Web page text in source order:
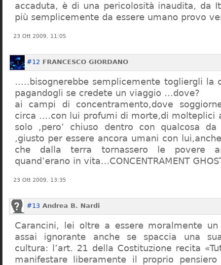
accaduta, è di una pericolosità inaudita, da
più semplicemente da essere umano provo
23 Ott 2009, 11:05
#12 FRANCESCO GIORDANO
…..bisognerebbe semplicemente togliergli la
pagandogli se credete un viaggio …dove?
ai campi di concentramento,dove
circa ….con lui profumi di morte,di molteplici
solo ,pero’ chiuso dentro con qualcosa
,giusto per essere ancora umani con
che dalla terra tornassero le povere
quand’erano in vita…CONCENTRAMENT
23 Ott 2009, 13:35
#13 Andrea B. Nardi
Carancini, lei oltre a essere moralmente
assai ignorante anche se spaccia una
cultura: l’art. 21 della Costituzione recita
manifestare liberamente il proprio